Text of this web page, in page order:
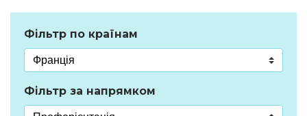
Фільтр по країнам
Фільтр за напрямком